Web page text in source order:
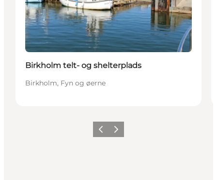
Birkholm telt- og shelterplads
Birkholm, Fyn og øerne
ForrigeNæste